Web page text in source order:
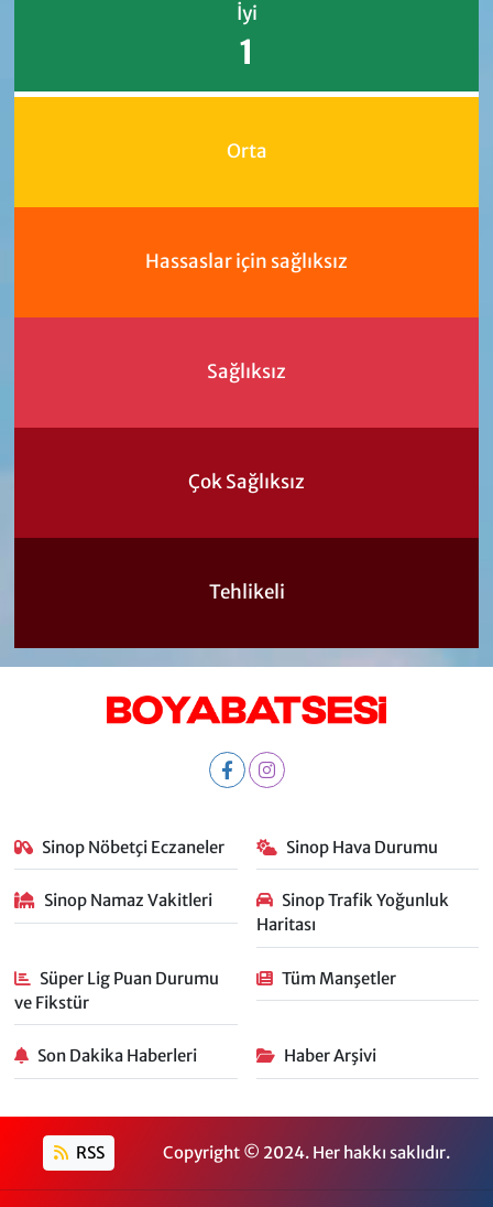
İyi
1
Orta
Hassaslar için sağlıksız
Sağlıksız
Çok Sağlıksız
Tehlikeli
Sinop Nöbetçi Eczaneler Sinop Hava Durumu
Sinop Namaz Vakitleri
Sinop Trafik Yoğunluk
Haritası
Süper Lig Puan Durumu
ve Fikstür
Tüm Manşetler
Son Dakika Haberleri Haber Arşivi
RSS Copyright © 2024. Her hakkı saklıdır.